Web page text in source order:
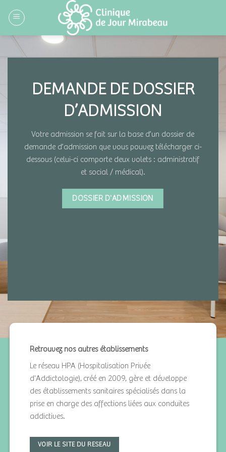
DEMANDE DE DOSSIER
D’ADMISSION
Votre admission se fait sur la base d’un dossier de
demande d’admission que vous pouvez télécharger ci-
dessous (celui-ci comporte deux volets : administratif
et social / médical).
DOSSIER D'ADMISSION
Retrouvez nos autres établissements
Le réseau HPA (Hospitalisation Privée
d'Addictologie), créé en 2009, gère et développe
des établissements sanitaires spécialisés dans la
prise en charge des affections liées aux conduites
addictives.
VOIR LE SITE DU RESEAU